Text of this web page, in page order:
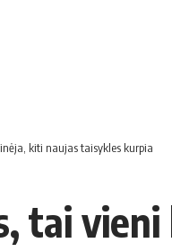
kiti naujas taisykles kurpia
tai